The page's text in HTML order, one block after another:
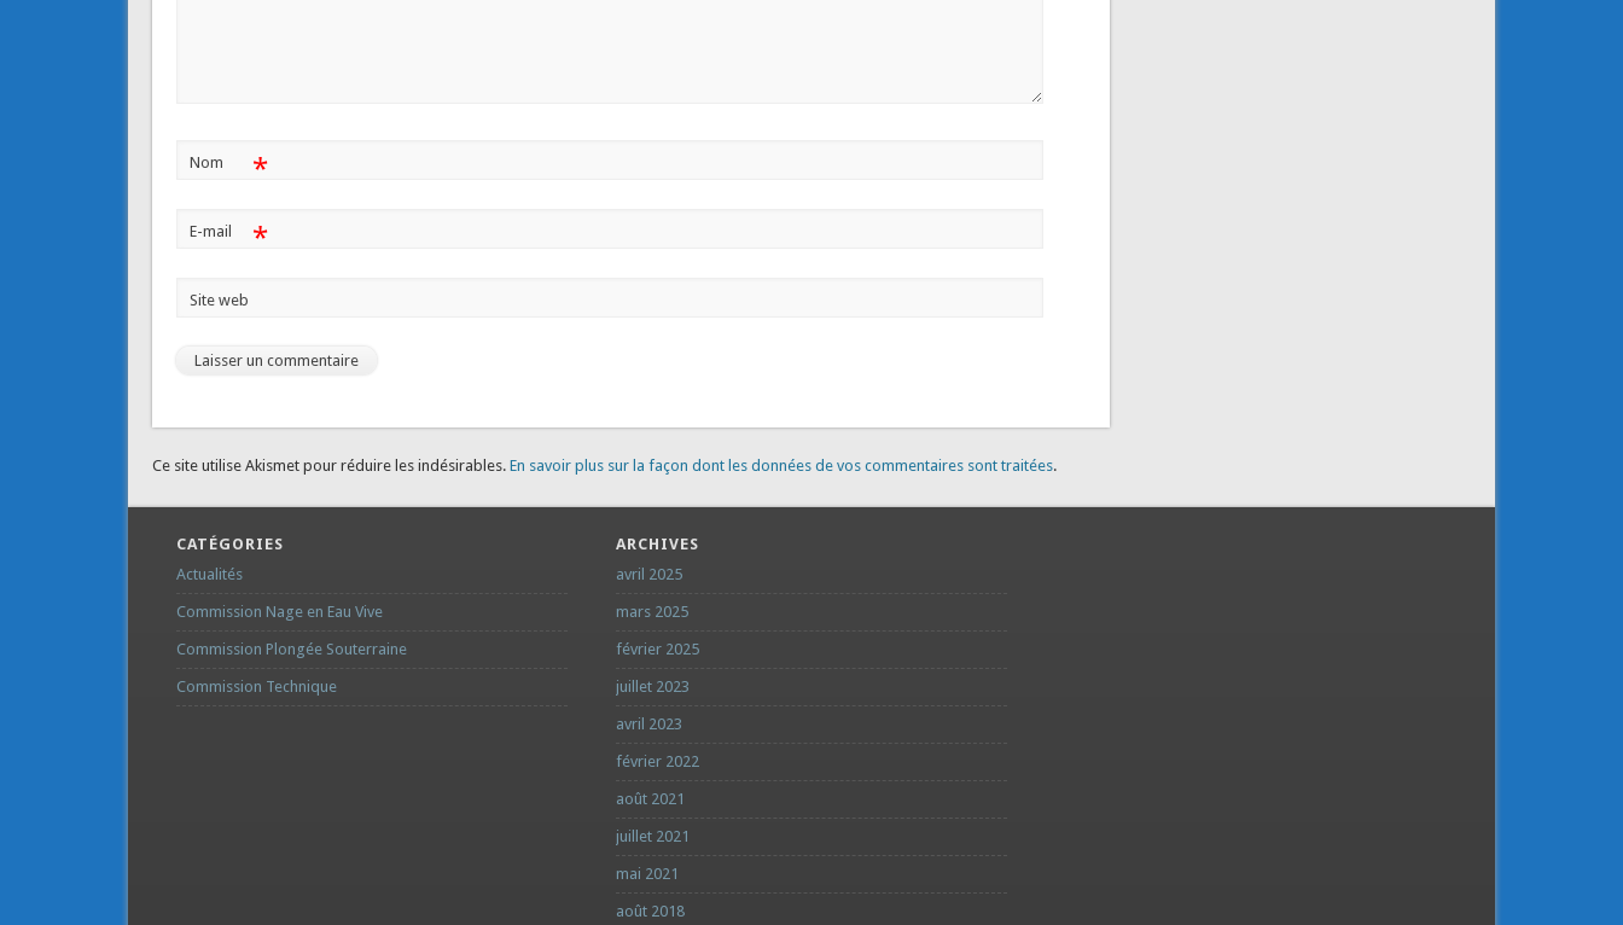
Nom *
E-mail *
Site web
Ce site utilise Akismet pour réduire les indésirables. En savoir plus sur la façon dont les données de vos commentaires sont traitées.
CATÉGORIES
Actualités
Commission Nage en Eau Vive
Commission Plongée Souterraine
Commission Technique
ARCHIVES
avril 2025
mars 2025
février 2025
juillet 2023
avril 2023
février 2022
août 2021
juillet 2021
mai 2021
août 2018